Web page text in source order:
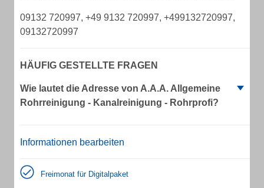
09132 720997, +49 9132 720997, +499132720997,
09132720997
HÄUFIG GESTELLTE FRAGEN
Wie lautet die Adresse von A.A.A. Allgemeine
Rohrreinigung - Kanalreinigung - Rohrprofi?
Informationen bearbeiten
Freimonat für Digitalpaket